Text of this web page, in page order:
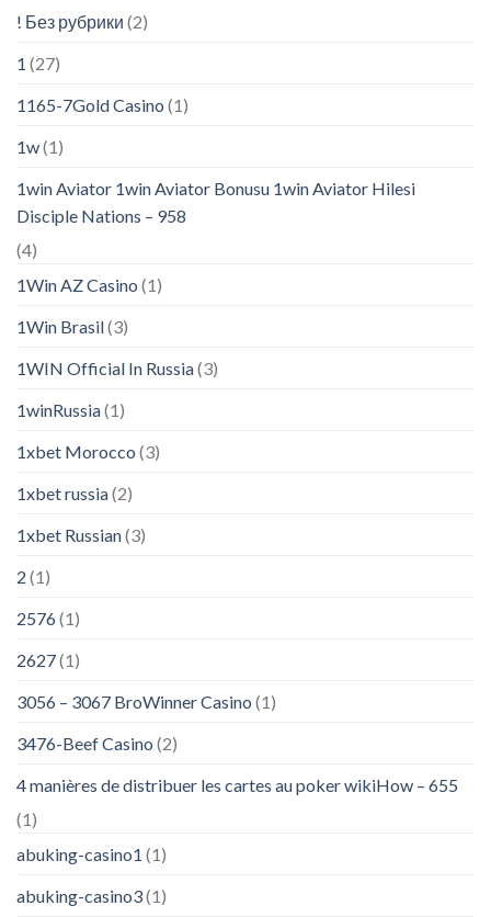
! Без рубрики (2)
1 (27)
1165-7Gold Casino (1)
1w(1)
1win Aviator 1win Aviator Bonusu 1win Aviator Hilesi
Disciple Nations – 958
(4)
1Win AZ Casino (1)
1Win Brasil(3)
1WIN Official In Russia(3)
1winRussia(1)
1xbet Morocco (3)
1xbet russia(2)
1xbet Russian(3)
2 (1)
2576(1)
2627(1)
3056 – 3067 BroWinner Casino (1)
3476-Beef Casino (2)
4 manières de distribuer les cartes au poker wikiHow – 655
(1)
abuking-casino1 (1)
abuking-casino3(1)